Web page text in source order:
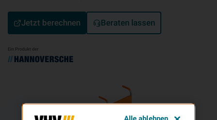
Jetzt berechnen Beraten lassen